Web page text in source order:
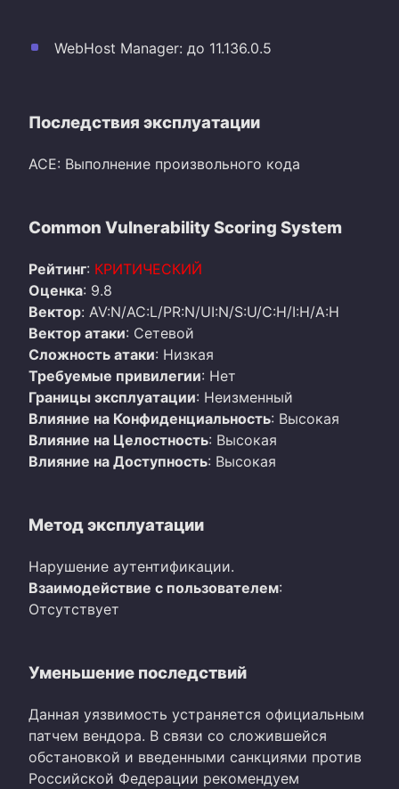
WebHost Manager: до 11.136.0.5
Последствия эксплуатации
ACE: Выполнение произвольного кода
Common Vulnerability Scoring System
Рейтинг: КРИТИЧЕСКИЙ
Оценка: 9.8
Вектор: AV:N/AC:L/PR:N/UI:N/S:U/C:H/I:H/A:H
Вектор атаки: Сетевой
Сложность атаки: Низкая
Требуемые привилегии: Нет
Границы эксплуатации: Неизменный
Влияние на Конфиденциальность: Высокая
Влияние на Целостность: Высокая
Влияние на Доступность: Высокая
Метод эксплуатации
Нарушение аутентификации.
Взаимодействие с пользователем:
Отсутствует
Уменьшение последствий
Данная уязвимость устраняется официальным
патчем вендора. В связи со сложившейся
обстановкой и введенными санкциями против
Российской Федерации рекомендуем